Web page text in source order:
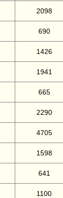
2098
690
1426
1941
665
2290
4705
1598
641
1100